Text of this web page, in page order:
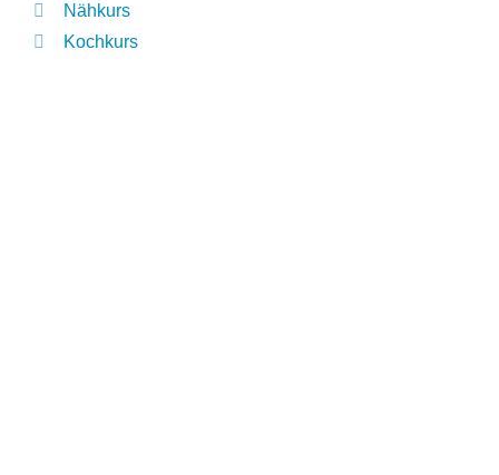
Nähkurs
Kochkurs